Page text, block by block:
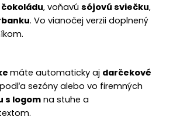
, voňavú sójovú sviečku,
. Vo vianočej verzii doplnený
máte automaticky aj darčekové
sezóny alebo vo firemných
s logomna stuhe a
HĽADAŤ